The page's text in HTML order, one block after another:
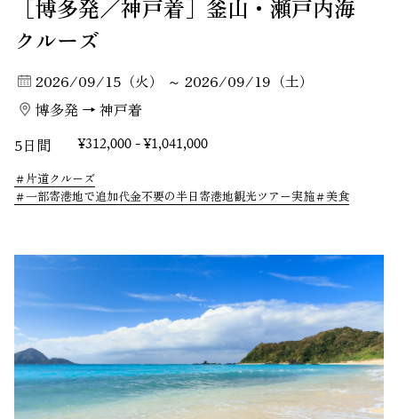
［博多発／神戸着］釜山・瀬戸内海
クルーズ
2026/09/15（火） ～ 2026/09/19（土）
博多発 → 神戸着
5日間
¥312,000 - ¥1,041,000
片道クルーズ
一部寄港地で追加代金不要の半日寄港地観光ツアー実施
美食